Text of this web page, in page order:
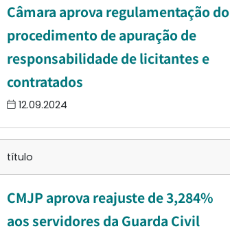
Câmara aprova regulamentação do
procedimento de apuração de
responsabilidade de licitantes e
contratados
12.09.2024
título
CMJP aprova reajuste de 3,284%
aos servidores da Guarda Civil